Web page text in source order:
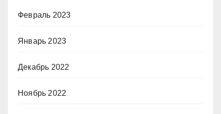
Февраль 2023
Январь 2023
Декабрь 2022
Ноябрь 2022